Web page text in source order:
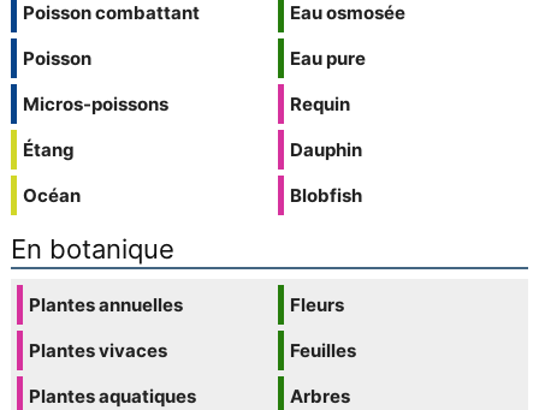
Poisson combattant
Poisson
Micros-poissons
Étang
Océan
Eau osmosée
Eau pure
Requin
Dauphin
Blobfish
En botanique
Plantes annuelles
Plantes vivaces
Plantes aquatiques
Fleurs
Feuilles
Arbres